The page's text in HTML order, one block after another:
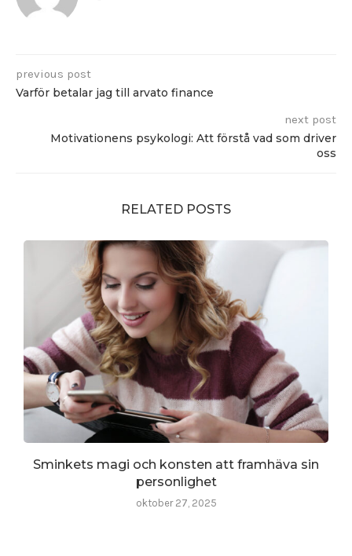
previous post
Varför betalar jag till arvato finance
next post
Motivationens psykologi: Att förstå vad som driver
oss
RELATED POSTS
Sminkets magi och konsten att framhäva sin
personlighet
oktober 27, 2025